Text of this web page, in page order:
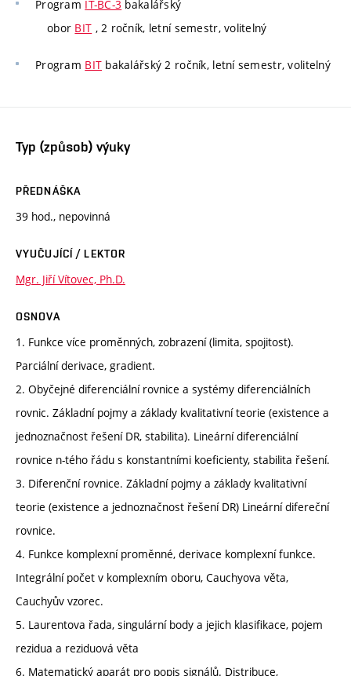
Program IT-BC-3 bakalářský
obor BIT , 2 ročník, letní semestr, volitelný
Program BIT bakalářský 2 ročník, letní semestr, volitelný
Typ (způsob) výuky
PŘEDNÁŠKA
39 hod., nepovinná
VYUČUJÍCÍ / LEKTOR
Mgr. Jiří Vítovec, Ph.D.
OSNOVA
1. Funkce více proměnných, zobrazení (limita, spojitost).
Parciální derivace, gradient.
2. Obyčejné diferenciální rovnice a systémy diferenciálních
rovnic. Základní pojmy a základy kvalitativní teorie (existence a
jednoznačnost řešení DR, stabilita). Lineární diferenciální
rovnice n-tého řádu s konstantními koeficienty, stabilita řešení.
3. Diferenční rovnice. Základní pojmy a základy kvalitativní
teorie (existence a jednoznačnost řešení DR) Lineární difereční
rovnice.
4. Funkce komplexní proměnné, derivace komplexní funkce.
Integrální počet v komplexním oboru, Cauchyova věta,
Cauchyův vzorec.
5. Laurentova řada, singulární body a jejich klasifikace, pojem
rezidua a reziduová věta
6. Matematický aparát pro popis signálů. Distribuce,